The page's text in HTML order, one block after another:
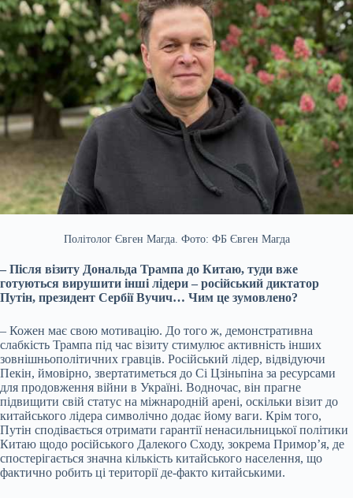
Політолог Євген Магда. Фото: ФБ Євген Магда
– Після візиту Дональда Трампа до Китаю, туди вже
готуються вирушити інші лідери – російський диктатор
Путін, президент Сербії Вучич… Чим це зумовлено?
– Кожен має свою мотивацію. До того ж, демонстративна
слабкість Трампа під час візиту стимулює активність інших
зовнішньополітичних гравців. Російський лідер, відвідуючи
Пекін, ймовірно, звертатиметься до Сі Цзіньпіна за ресурсами
для продовження війни в Україні. Водночас, він прагне
підвищити свій статус на міжнародній арені, оскільки візит до
китайського лідера символічно додає йому ваги. Крім того,
Путін сподівається отримати гарантії ненасильницької політики
Китаю щодо російського Далекого Сходу, зокрема Примор’я, де
спостерігається значна кількість китайського населення, що
фактично робить ці території де-факто китайськими.